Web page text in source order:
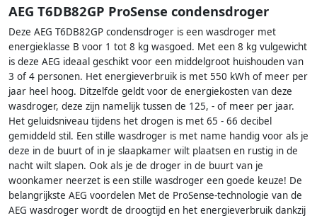
AEG T6DB82GP ProSense condensdroger
Deze AEG T6DB82GP condensdroger is een wasdroger met
energieklasse B voor 1 tot 8 kg wasgoed. Met een 8 kg vulgewicht
is deze AEG ideaal geschikt voor een middelgroot huishouden van
3 of 4 personen. Het energieverbruik is met 550 kWh of meer per
jaar heel hoog. Ditzelfde geldt voor de energiekosten van deze
wasdroger, deze zijn namelijk tussen de 125, - of meer per jaar.
Het geluidsniveau tijdens het drogen is met 65 - 66 decibel
gemiddeld stil. Een stille wasdroger is met name handig voor als je
deze in de buurt of in je slaapkamer wilt plaatsen en rustig in de
nacht wilt slapen. Ook als je de droger in de buurt van je
woonkamer neerzet is een stille wasdroger een goede keuze! De
belangrijkste AEG voordelen Met de ProSense-technologie van de
AEG wasdroger wordt de droogtijd en het energieverbruik dankzij